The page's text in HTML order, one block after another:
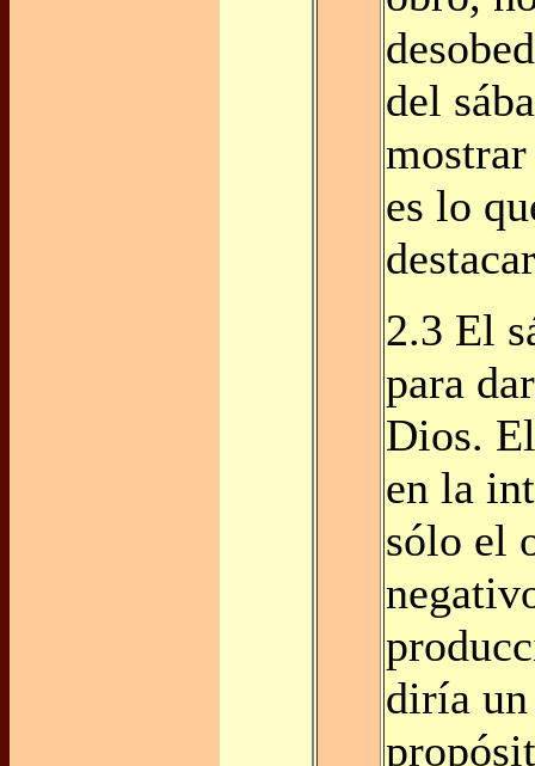
del
es lo
2.3 El
para
Dios.
en la
sólo el
diría